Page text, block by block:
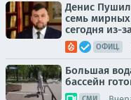
Денис
семь
сегодня из-
ОФИЦ.
Большая
бассейн